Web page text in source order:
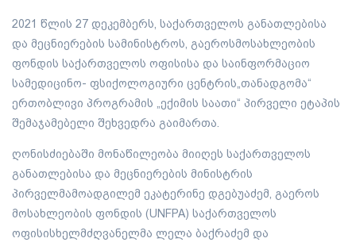
2021 წლის 27 დეკემბერს, საქართველოს განათლებისა
და მეცნიერების სამინისტროს, გაეროსმოსახლეობის
ფონდის საქართველოს ოფისისა და საინფორმაციო
სამედიცინო- ფსიქოლოგიური ცენტრის„თანადგომა“
ერთობლივი პროგრამის „ექიმის საათი“ პირველი ეტაპის
შემაჯამებელი შეხვედრა გაიმართა.
ღონისძიებაში მონაწილეობა მიიღეს საქართველოს
განათლებისა და მეცნიერების მინისტრის
პირველმამოადგილემ ეკატერინე დგებუაძემ, გაეროს
მოსახლეობის ფონდის (UNFPA) საქართველოს
ოფისისხელმძღვანელმა ლელა ბაქრაძემ და